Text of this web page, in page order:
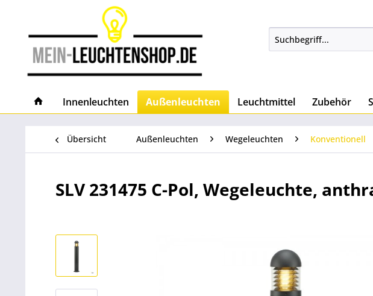
Innenleuchten Außenleuchten Leuchtmittel Zubehör
Übersicht Außenleuchten Wegeleuchten Konventionell
SLV 231475 C-Pol, Wegeleuchte,